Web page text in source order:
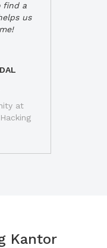
find a
us
at
Kantor